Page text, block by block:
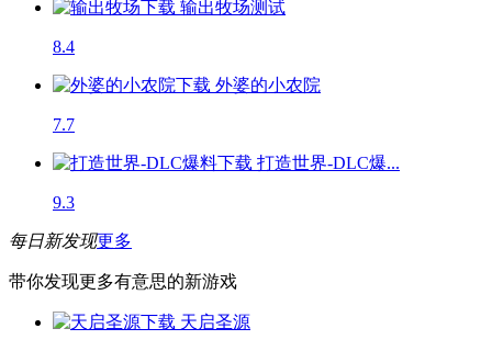
输出牧场测试
8.4
外婆的小农院
7.7
打造世界-DLC爆...
9.3
每日新发现更多
带你发现更多有意思的新游戏
天启圣源